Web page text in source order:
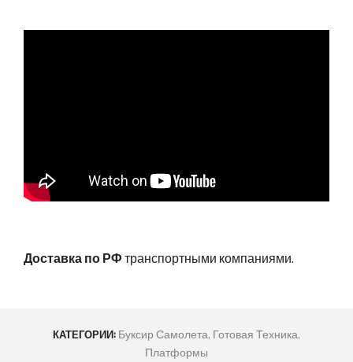
Доставка по РФтранспортными компаниями.
КАТЕГОРИИ: Буксир Самолета, Готовая Техника,
Платформы